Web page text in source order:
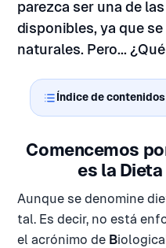
parezca ser una de
disponibles, ya que
naturales. Pero...
Índice de contenidos
Comencemos
es la
Aunque se denomine
tal. Es decir, no está
el acrónimo de B